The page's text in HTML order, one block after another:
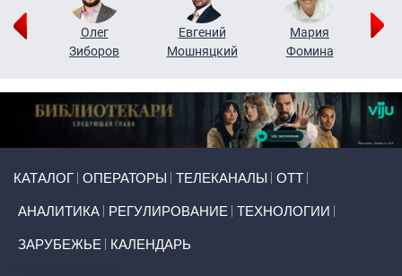
Олег
Зиборов
Евгений
Мошняцкий
Мария
Фомина
КАТАЛОГ ОПЕРАТОРЫ ТЕЛЕКАНАЛЫ ОТТ
АНАЛИТИКА РЕГУЛИРОВАНИЕ ТЕХНОЛОГИИ
ЗАРУБЕЖЬЕ КАЛЕНДАРЬ